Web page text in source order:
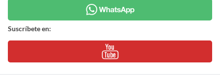
Suscríbete en: